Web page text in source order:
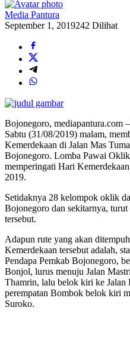
Media Pantura
September 1, 2019242 Dilihat
Bojonegoro, mediapantura.com
Sabtu (31/08/2019) malam,
Kemerdekaan di Jalan Mas
Bojonegoro. Lomba Pawai
memperingati Hari
2019.
Setidaknya 28 kelompok oklik
Bojonegoro dan sekitarnya,
tersebut.
Adapun rute yang akan
Kemerdekaan tersebut adalah,
Pendapa Pemkab Bojonegoro,
Bonjol, lurus menuju Jalan
Thamrin, lalu belok kiri ke Jalan
perempatan Bombok belok kiri
Suroko.